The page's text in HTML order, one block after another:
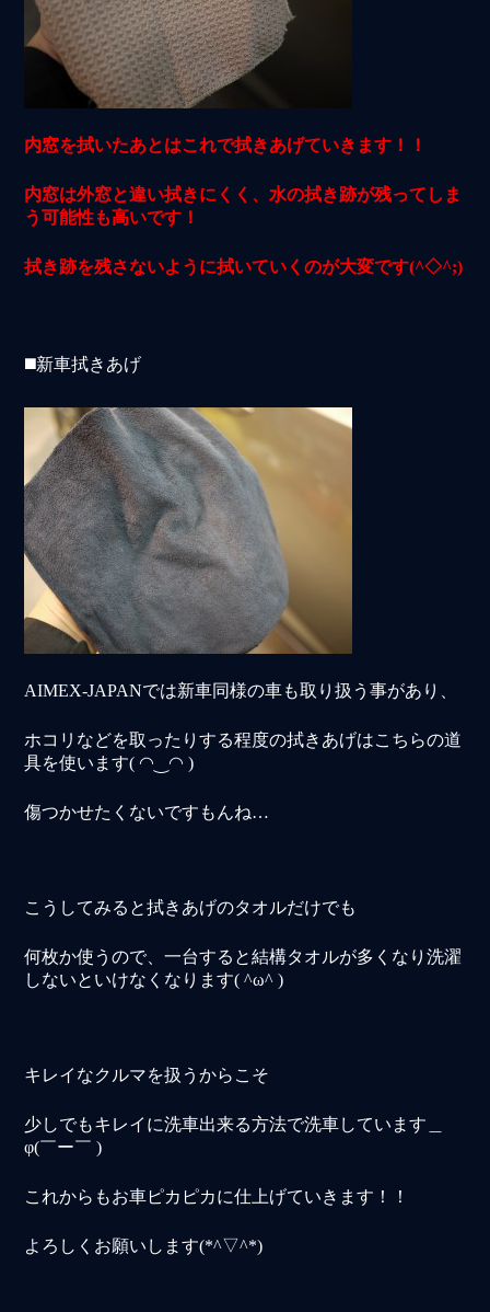
内窓を拭いたあとはこれで拭きあげていきます！！
内窓は外窓と違い拭きにくく、水の拭き跡が残ってしま
う可能性も高いです！
拭き跡を残さないように拭いていくのが大変です(^◇^;)
◼️新車拭きあげ
AIMEX-JAPANでは新車同様の車も取り扱う事があり、
ホコリなどを取ったりする程度の拭きあげはこちらの道
具を使います( ◠‿◠ )
傷つかせたくないですもんね…
こうしてみると拭きあげのタオルだけでも
何枚か使うので、一台すると結構タオルが多くなり洗濯
しないといけなくなります( ^ω^ )
キレイなクルマを扱うからこそ
少しでもキレイに洗車出来る方法で洗車しています＿
φ(￣ー￣ )
これからもお車ピカピカに仕上げていきます！！
よろしくお願いします(*^▽^*)